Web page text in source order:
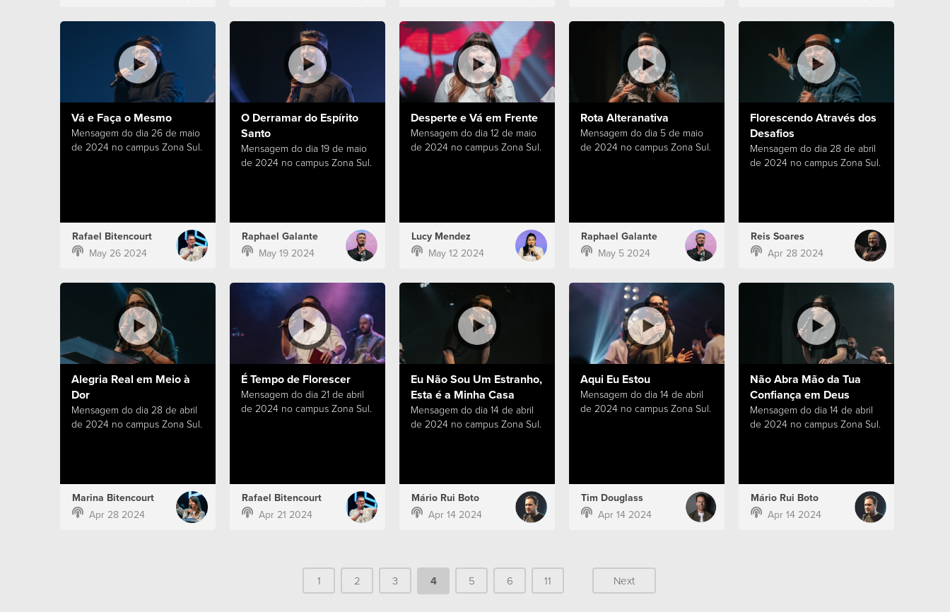
Vá e Faça o Mesmo
Mensagem do dia 26 de maio
de 2024 no campus Zona Sul.
Rafael Bitencourt
May 26 2024
O Derramar do Espírito
Santo
Mensagem do dia 19 de maio
de 2024 no campus Zona Sul.
Raphael Galante
May 19 2024
Desperte e Vá em Frente
Mensagem do dia 12 de maio
de 2024 no campus Zona Sul.
Lucy Mendez
May 12 2024
Rota Alteranativa
Mensagem do dia 5 de maio
de 2024 no campus Zona Sul.
Raphael Galante
May 5 2024
Florescendo Através dos
Desafios
Mensagem do dia 28 de abril
de 2024 no campus Zona Sul.
Reis Soares
Apr 28 2024
Alegria Real em Meio à
Dor
Mensagem do dia 28 de abril
de 2024 no campus Zona Sul.
Marina Bitencourt
Apr 28 2024
É Tempo de Florescer
Mensagem do dia 21 de abril
de 2024 no campus Zona Sul.
Rafael Bitencourt
Apr 21 2024
Eu Não Sou Um Estranho,
Esta é a Minha Casa
Mensagem do dia 14 de abril
de 2024 no campus Zona Sul.
Mário Rui Boto
Apr 14 2024
Aqui Eu Estou
Mensagem do dia 14 de abril
de 2024 no campus Zona Sul.
Tim Douglass
Apr 14 2024
Não Abra Mão da Tua
Confiança em Deus
Mensagem do dia 14 de abril
de 2024 no campus Zona Sul.
Mário Rui Boto
Apr 14 2024
1 2 3 4 5 6 11 Next